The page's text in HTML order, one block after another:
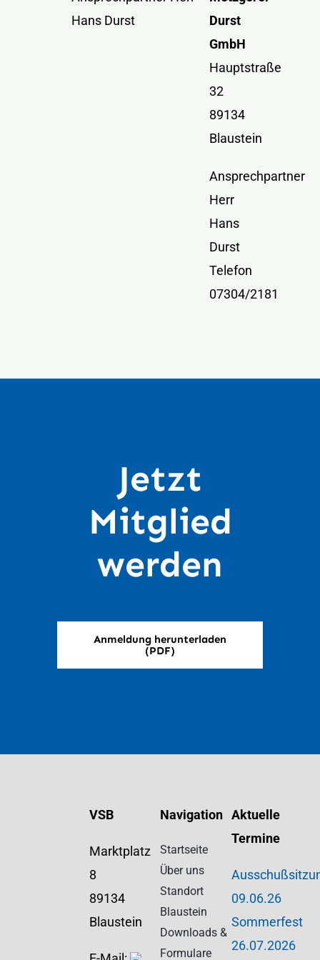
Kontakt
Hans Durst
Durst
GmbH
Hauptstraße
32
89134
Blaustein
Ansprechpartner
Herr
Hans
Durst
Telefon
07304/2181
Jetzt
Mitglied
werden
Anmeldung herunterladen
(PDF)
VSB
Marktplatz
8
89134
Blaustein
Navigation
Startseite
Über uns
Standort
Blaustein
Downloads &
Formulare
Aktuelle
Termine
09.06.26
Sommerfest
26.07.2026